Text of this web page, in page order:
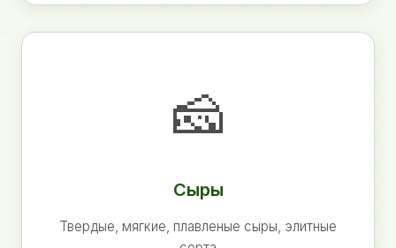
🧀
Сыры
Твердые, мягкие, плавленые сыры, элитные